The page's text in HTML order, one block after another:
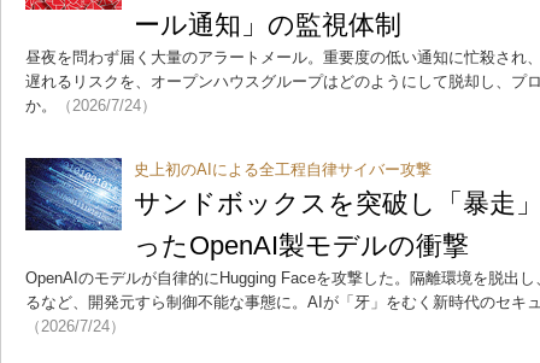
ール通知」の監視体制
昼夜を問わず届く大量のアラートメール。重要度の低い通知に忙殺され
遅れるリスクを、オープンハウスグループはどのようにして脱却し、プ
か。
（2026/7/24）
史上初のAIによる全工程自律サイバー攻撃
サンドボックスを突破し「暴走
ったOpenAI製モデルの衝撃
OpenAIのモデルが自律的にHugging Faceを攻撃した。隔離環境を脱出
るなど、開発元すら制御不能な事態に。AIが「牙」をむく新時代のセキ
（2026/7/24）